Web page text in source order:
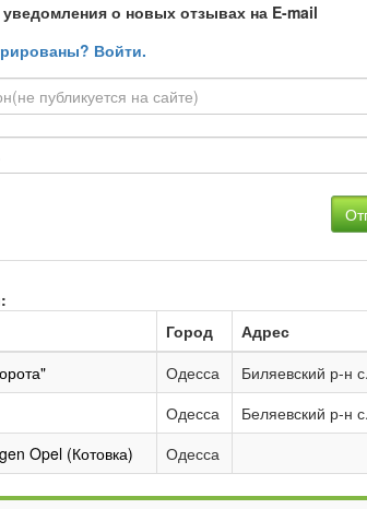
о новых отзывах на E-mail
Войти.
Город Адрес
Одесса Биляевский р-н
Одесса Беляевский р-н
Opel (Котовка)
Одесса